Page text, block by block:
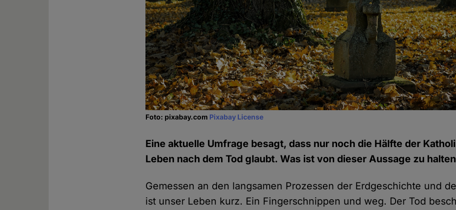
Foto: pixabay.com Pixabay License
Eine aktuelle Umfrage besagt, dass nur noch die Hälfte der
Leben nach dem Tod glaubt. Was ist von dieser Aussage zu
Gemessen an den langsamen Prozessen der Erdgeschichte und
ist unser Leben kurz. Ein Fingerschnippen und weg. Der Tod